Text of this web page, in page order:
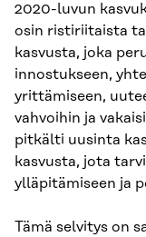
2020-luvun
osin ristiriitaista
kasvusta, joka
innostukseen,
yrittämiseen,
vahvoihin ja
pitkälti uusinta
kasvusta, jota
ylläpitämiseen ja
Tämä selvitys on